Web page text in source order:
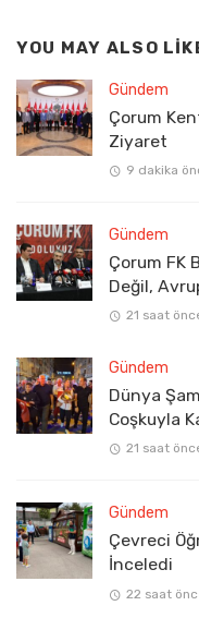
YOU MAY ALSO
Gündem
Çorum
Ziyaret
9 dakika
Gündem
Çorum FK
Değil,
21 saat
Gündem
Dünya
Coşkuyla
21 saat
Gündem
Çevreci
İnceledi
22 saat